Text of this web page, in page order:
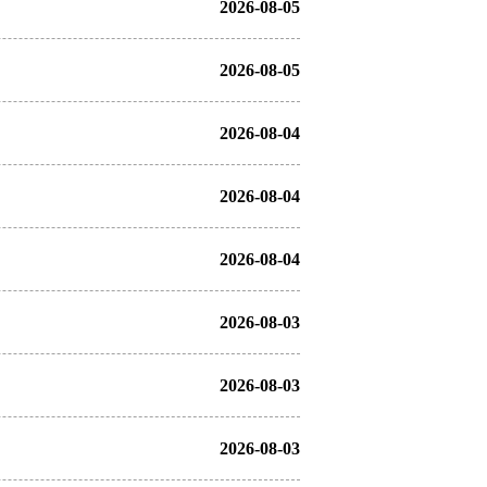
2026-08-05
2026-08-05
2026-08-04
2026-08-04
2026-08-04
2026-08-03
2026-08-03
2026-08-03